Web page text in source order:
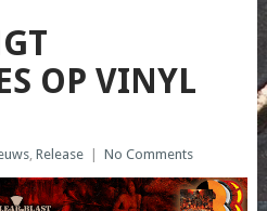
OP VINYL
, Release No Comments